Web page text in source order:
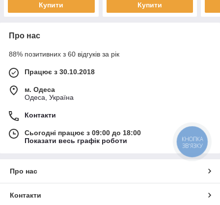
Купити Купити
Про нас
88% позитивних з 60 відгуків за рік
Працює з 30.10.2018
м. Одеса
Одеса, Україна
Контакти
Сьогодні працює з 09:00 до 18:00
Показати весь графік роботи
Про нас
Контакти
КНОПКА
ЗВ'ЯЗКУ